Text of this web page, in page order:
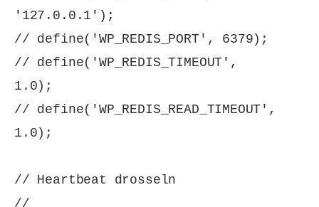
'127.0.0.1');
// define('WP_REDIS_PORT', 6379);
// define('WP_REDIS_TIMEOUT',
1.0);
// define('WP_REDIS_READ_TIMEOUT',
1.0);
// Heartbeat drosseln
//